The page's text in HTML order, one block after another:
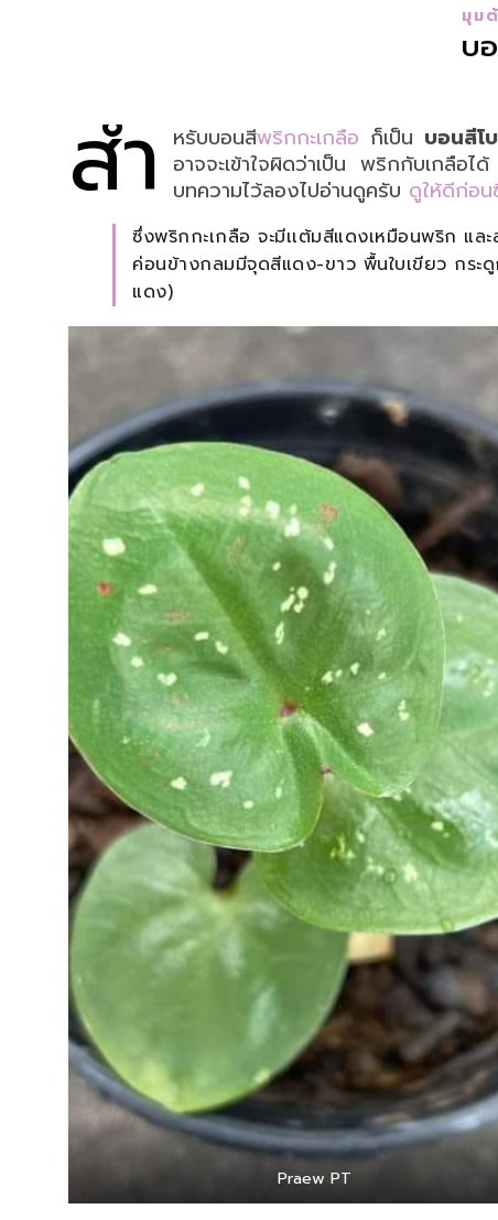
มุม
บ
สำ หรับบอนสีพริกกะเกลือ ก็เป็น บอนสีโ
อาจจะเข้าใจผิดว่าเป็น พริกกับเกลื
บทความไว้ลองไปอ่านดูครับ ดูให้ดีก่อ
ซึ่งพริกกะเกลือ จะมีเเต้มสีแดงเหมือนพริก แล
ค่อนข้างกลมมีจุดสีแดง-ขาว พื้นใบเขียว กระดู
แดง)
Praew PT